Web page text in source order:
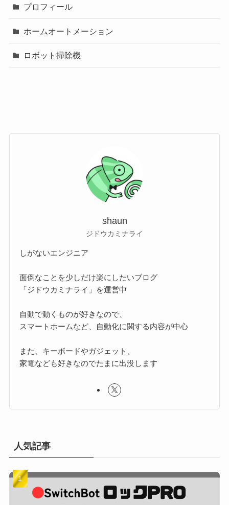
プロフィール
ホームオートメーション
ロボット掃除機
shaun
ジドウカミナライ
しがないエンジニア
面倒なことを少しだけ楽にしたいブログ
「ジドウカミナライ」を運営中
自動で動くものが好きなので、
スマートホームなど、自動化に関する内容が中心
また、キーボードやガジェット、
家電なども好きなのでたまに出没します
人気記事